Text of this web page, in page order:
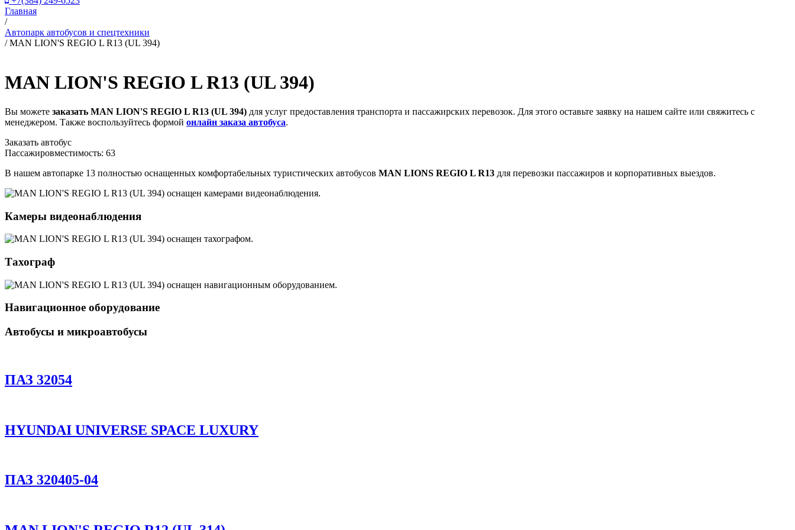
Главная
/
Автопарк автобусов и спецтехники
/ MAN LION'S REGIO L R13 (UL 394)
MAN LION'S REGIO L R13 (UL 394)
Вы можете заказать MAN LION'S REGIO L R13 (UL 394) для услуг предоставления транспорта и пассажирских перевозок. Для этого оставьте заявку на нашем сайте или свяжитесь с
менеджером. Также воспользуйтесь формой онлайн заказа автобуса.
Заказать автобус
Пассажировместимость: 63
В нашем автопарке 13 полностью оснащенных комфортабельных туристических автобусов MAN LIONS REGIO L R13 для перевозки пассажиров и корпоративных выездов.
Камеры видеонаблюдения
Тахограф
Навигационное оборудование
Автобусы и микроавтобусы
ПАЗ 32054
HYUNDAI UNIVERSE SPACE LUXURY
ПАЗ 320405-04